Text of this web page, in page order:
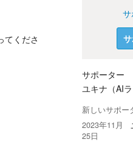
てくださ
サポーター
ユキナ（AIラ
新しいサポー
2023年11月
25日